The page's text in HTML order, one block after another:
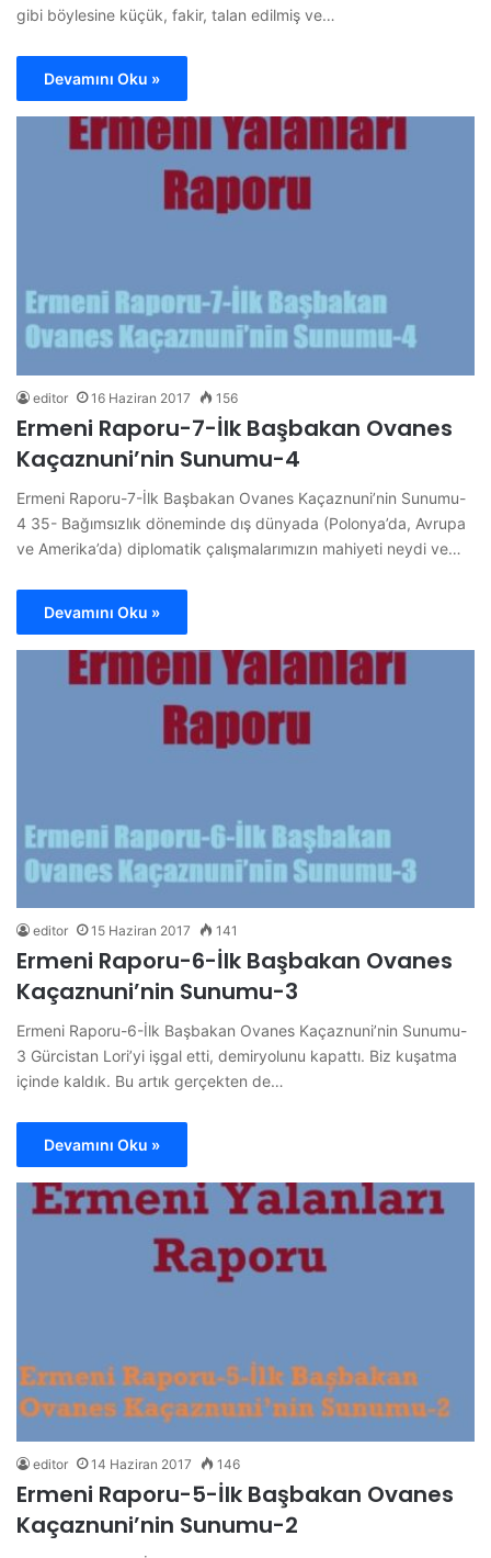
gibi böylesine küçük, fakir, talan edilmiş ve…
Devamını Oku »
editor 16 Haziran 2017 156
Ermeni Raporu-7-İlk Başbakan Ovanes
Kaçaznuni’nin Sunumu-4
Ermeni Raporu-7-İlk Başbakan Ovanes Kaçaznuni’nin Sunumu-
4 35- Bağımsızlık döneminde dış dünyada (Polonya’da, Avrupa
ve Amerika’da) diplomatik çalışmalarımızın mahiyeti neydi ve…
Devamını Oku »
editor 15 Haziran 2017 141
Ermeni Raporu-6-İlk Başbakan Ovanes
Kaçaznuni’nin Sunumu-3
Ermeni Raporu-6-İlk Başbakan Ovanes Kaçaznuni’nin Sunumu-
3 Gürcistan Lori’yi işgal etti, demiryolunu kapattı. Biz kuşatma
içinde kaldık. Bu artık gerçekten de…
Devamını Oku »
editor 14 Haziran 2017 146
Ermeni Raporu-5-İlk Başbakan Ovanes
Kaçaznuni’nin Sunumu-2